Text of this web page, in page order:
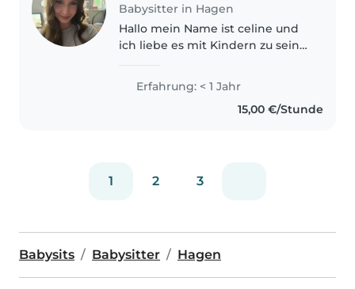
Babysitter in Hagen
Hallo mein Name ist celine und
ich liebe es mit Kindern zu sein
Cousinen auf die ich immer
gerne aufpasse und daher auch
das Interesse babysitten
Erfahrung: < 1 Jahr
15,00 €/Stunde
1 2 3
Babysits Babysitter Hagen